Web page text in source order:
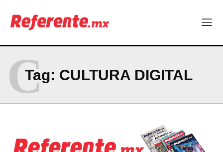
PRIVACY POLICY
NEWSLETTER
Tag: CULTURA DIGITAL
C